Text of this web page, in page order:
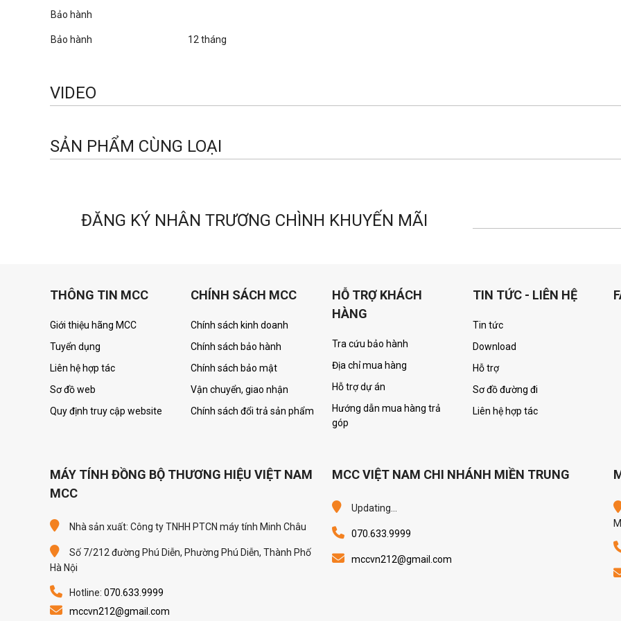
Bảo hành
Bảo hành 12 tháng
VIDEO
SẢN PHẨM CÙNG LOẠI
ĐĂNG KÝ NHÂN TRƯƠNG CHÌNH KHUYẾN MÃI
THÔNG TIN MCC
Giới thiệu hãng MCC
Tuyển dụng
Liên hệ hợp tác
Sơ đồ web
Quy định truy cập website
CHÍNH SÁCH MCC
Chính sách kinh doanh
Chính sách bảo hành
Chính sách bảo mật
Vận chuyển, giao nhận
Chính sách đổi trả sản phẩm
HỖ TRỢ KHÁCH
HÀNG
Tra cứu bảo hành
Địa chỉ mua hàng
Hỗ trợ dự án
Hướng dẫn mua hàng trả
góp
TIN TỨC - LIÊN HỆ
Tin tức
Download
Hỗ trợ
Sơ đồ đường đi
Liên hệ hợp tác
MÁY TÍNH ĐỒNG BỘ THƯƠNG HIỆU VIỆT NAM
MCC
Nhà sản xuất: Công ty TNHH PTCN máy tính Minh Châu
Số 7/212 đường Phú Diễn, Phường Phú Diễn, Thành Phố
Hà Nội
Hotline: 070.633.9999
mccvn212@gmail.com
MCC VIỆT NAM CHI NHÁNH MIỀN TRUNG
Updating...
070.633.9999
mccvn212@gmail.com